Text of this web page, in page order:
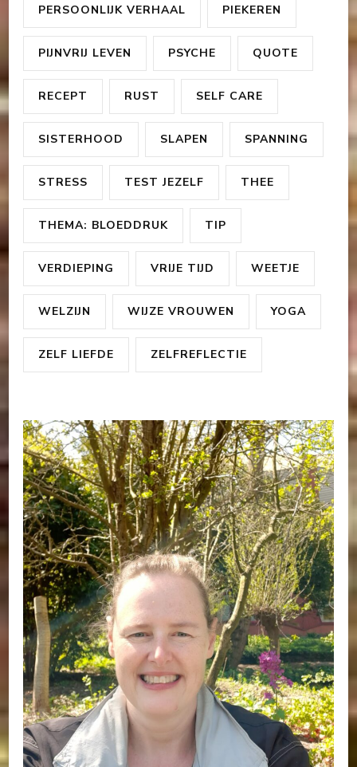
PERSOONLIJK VERHAAL PIEKEREN
PIJNVRIJ LEVEN PSYCHE QUOTE
RECEPT RUST SELF CARE
SISTERHOOD SLAPEN SPANNING
STRESS TEST JEZELF THEE
THEMA: BLOEDDRUK TIP
VERDIEPING VRIJE TIJD WEETJE
WELZIJN WIJZE VROUWEN YOGA
ZELF LIEFDE ZELFREFLECTIE